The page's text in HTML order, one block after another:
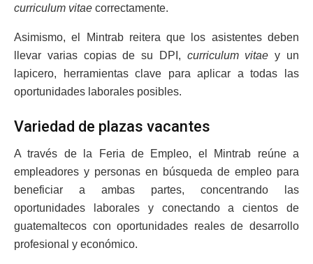
curriculum vitae correctamente.
Asimismo, el Mintrab reitera que los asistentes deben
llevar varias copias de su DPI, curriculum vitae y un
lapicero, herramientas clave para aplicar a todas las
oportunidades laborales posibles.
Variedad de plazas vacantes
A través de la Feria de Empleo, el Mintrab reúne a
empleadores y personas en búsqueda de empleo para
beneficiar a ambas partes, concentrando las
oportunidades laborales y conectando a cientos de
guatemaltecos con oportunidades reales de desarrollo
profesional y económico.